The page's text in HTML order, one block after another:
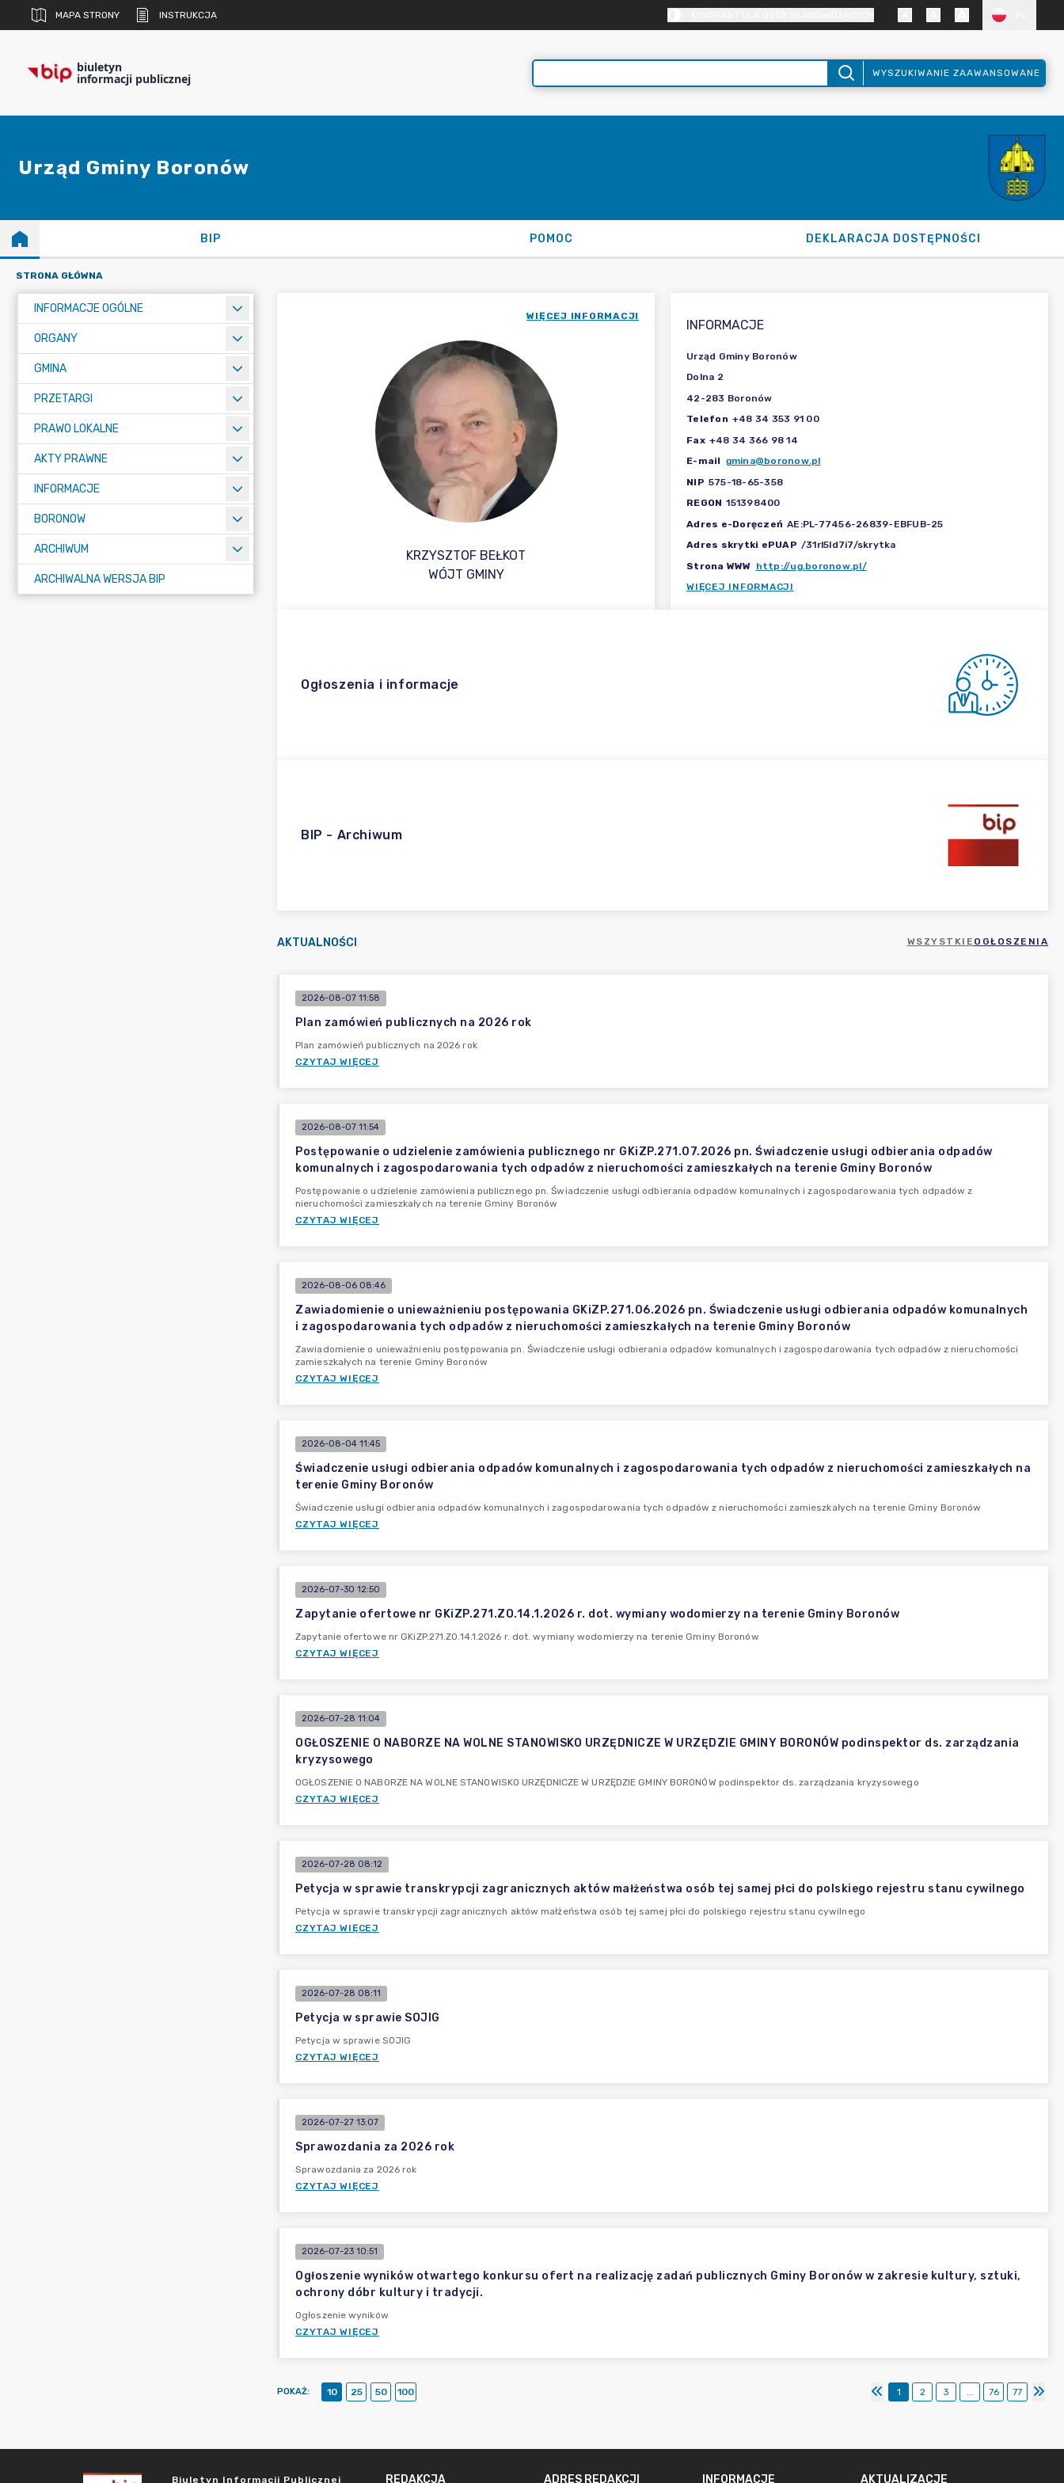
MAPA STRONY INSTRUKCJA
biuletyn
informacji publicznej WYSZUKIWANIE ZAAWANSOWANE
Urząd Gminy Boronów
BIP POMOC DEKLARACJA DOSTĘPNOŚCI
STRONA GŁÓWNA
INFORMACJE OGÓLNE
ORGANY
GMINA
PRZETARGI
PRAWO LOKALNE
AKTY PRAWNE
INFORMACJE
BORONOW
ARCHIWUM
ARCHIWALNA WERSJA BIP
KRZYSZTOF BEŁKOT
WIĘCEJ INFORMACJI
WÓJT GMINY
INFORMACJE
Urząd Gminy Boronów
Dolna 2
42-283 Boronów
Telefon +48 34 353 91 00
Fax +48 34 366 98 14
E-mail gmina@boronow.pl
NIP 575-18-65-358
REGON 151398400
Adres e-Doręczeń AE:PL-77456-26839-EBFUB-25
Adres skrytki ePUAP /31rl5ld7i7/skrytka
Strona WWW http://ug.boronow.pl/
WIĘCEJ INFORMACJI
Ogłoszenia i informacje
BIP - Archiwum
AKTUALNOŚCI WSZYSTKIE OGŁOSZENIA
2026-08-07 11:58
Plan zamówień publicznych na 2026 rok
Plan zamówień publicznych na 2026 rok
CZYTAJ WIĘCEJ
2026-08-07 11:54
Postępowanie o udzielenie zamówienia publicznego nr GKiZP.271.07.2026 pn. Świadczenie usługi odbierania odpadów
komunalnych i zagospodarowania tych odpadów z nieruchomości zamieszkałych na terenie Gminy Boronów
Postępowanie o udzielenie zamówienia publicznego pn. Świadczenie usługi odbierania odpadów komunalnych i zagospodarowania tych odpadów z
nieruchomości zamieszkałych na terenie Gminy Boronów
CZYTAJ WIĘCEJ
2026-08-06 08:46
Zawiadomienie o unieważnieniu postępowania GKiZP.271.06.2026 pn. Świadczenie usługi odbierania odpadów komunalnych
i zagospodarowania tych odpadów z nieruchomości zamieszkałych na terenie Gminy Boronów
Zawiadomienie o unieważnieniu postępowania pn. Świadczenie usługi odbierania odpadów komunalnych i zagospodarowania tych odpadów z nieruchomości
zamieszkałych na terenie Gminy Boronów
CZYTAJ WIĘCEJ
2026-08-04 11:45
Świadczenie usługi odbierania odpadów komunalnych i zagospodarowania tych odpadów z nieruchomości zamieszkałych na
terenie Gminy Boronów
Świadczenie usługi odbierania odpadów komunalnych i zagospodarowania tych odpadów z nieruchomości zamieszkałych na terenie Gminy Boronów
CZYTAJ WIĘCEJ
2026-07-30 12:50
Zapytanie ofertowe nr GKiZP.271.ZO.14.1.2026 r. dot. wymiany wodomierzy na terenie Gminy Boronów
Zapytanie ofertowe nr GKiZP.271.ZO.14.1.2026 r. dot. wymiany wodomierzy na terenie Gminy Boronów
CZYTAJ WIĘCEJ
2026-07-28 11:04
OGŁOSZENIE O NABORZE NA WOLNE STANOWISKO URZĘDNICZE W URZĘDZIE GMINY BORONÓW podinspektor ds. zarządzania
kryzysowego
OGŁOSZENIE O NABORZE NA WOLNE STANOWISKO URZĘDNICZE W URZĘDZIE GMINY BORONÓW podinspektor ds. zarządzania kryzysowego
CZYTAJ WIĘCEJ
2026-07-28 08:12
Petycja w sprawie transkrypcji zagranicznych aktów małżeństwa osób tej samej płci do polskiego rejestru stanu cywilnego
Petycja w sprawie transkrypcji zagranicznych aktów małżeństwa osób tej samej płci do polskiego rejestru stanu cywilnego
CZYTAJ WIĘCEJ
2026-07-28 08:11
Petycja w sprawie SOJIG
Petycja w sprawie SOJIG
CZYTAJ WIĘCEJ
2026-07-27 13:07
Sprawozdania za 2026 rok
Sprawozdania za 2026 rok
CZYTAJ WIĘCEJ
2026-07-23 10:51
Ogłoszenie wyników otwartego konkursu ofert na realizację zadań publicznych Gminy Boronów w zakresie kultury, sztuki,
ochrony dóbr kultury i tradycji.
Ogłoszenie wyników
CZYTAJ WIĘCEJ
POKAŻ: 10 25 50 100 1 2 3 ... 76 77
Biuletyn Informacji Publicznej REDAKCJA ADRES REDAKCJI INFORMACJE AKTUALIZACJE